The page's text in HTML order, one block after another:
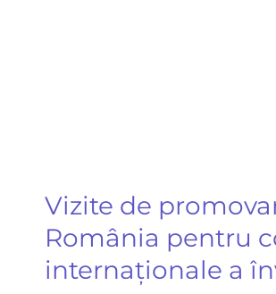
Vizite de
România pentru
internaționale a